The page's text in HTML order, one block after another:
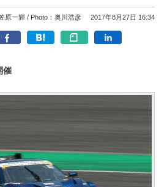
原一輝 Photo：奥川浩彦 2017年8月27日 16:34
催